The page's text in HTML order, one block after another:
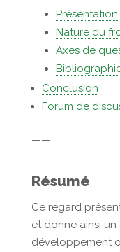
Nature du
Axes de
Conclusion
Forum de
——
Résumé
Ce regard
et donne ainsi
développement